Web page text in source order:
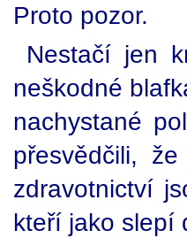
Proto pozor.
Nestačí jen
neškodné
nachystané
přesvědčili,
zdravotnictví
kteří jako slepí